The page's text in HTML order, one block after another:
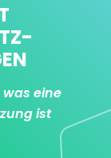
eine
ist